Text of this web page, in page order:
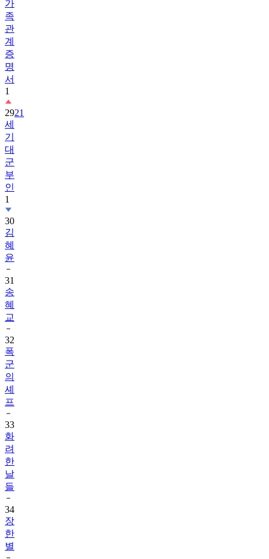
가
족
관
계
증
명
서
1
2921
세
기
대
군
부
인
1
30
김
혜
윤
31
송
혜
교
32
폭
군
의
셰
프
33
화
려
한
날
들
34
장
한
별